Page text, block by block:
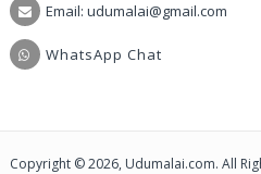
Email: udumalai@gmail.com
WhatsApp Chat
Copyright © 2026, Udumalai.com. All